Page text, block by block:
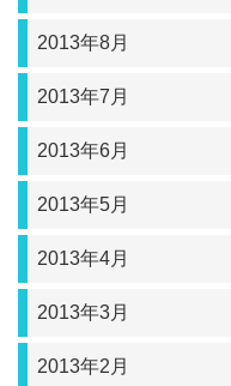
2013年8月
2013年7月
2013年6月
2013年5月
2013年4月
2013年3月
2013年2月